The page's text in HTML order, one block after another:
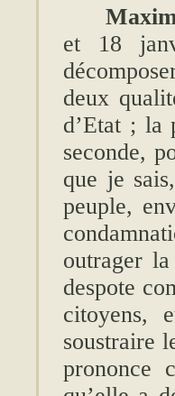
et 18
deux
d’Etat ; la
seconde,
que je
peuple,
outrager
despote
citoyens,
soustraire
prononce